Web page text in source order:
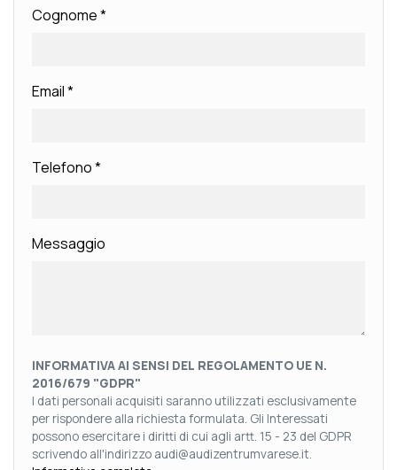
Cognome*
Email*
Telefono*
Messaggio
INFORMATIVA AI SENSI DEL REGOLAMENTO UE N.
2016/679 "GDPR"
I dati personali acquisiti saranno utilizzati esclusivamente
per rispondere alla richiesta formulata. Gli Interessati
possono esercitare i diritti di cui agli artt. 15 - 23 del GDPR
scrivendo all'indirizzo audi@audizentrumvarese.it.